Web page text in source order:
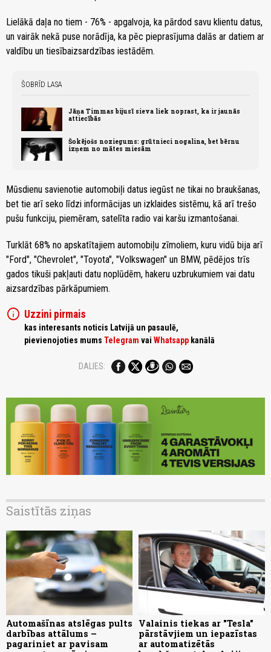
Lielākā daļa no tiem - 76% - apgalvoja, ka pārdod savu klientu datus,
un vairāk nekā puse norādīja, ka pēc pieprasījuma dalās ar datiem ar
valdību un tiesībaizsardzības iestādēm.
ŠOBRĪD LASA
Jāņa Timmas bijusī sieva liek noprast, ka ir jaunās
attiecībās
Šokējošs noziegums: grūtnieci nogalina, bet bērnu
izņem no mātes miesām
Mūsdienu savienotie automobiļi datus iegūst ne tikai no braukšanas,
bet tie arī seko līdzi informācijas un izklaides sistēmu, kā arī trešo
pušu funkciju, piemēram, satelīta radio vai karšu izmantošanai.
Turklāt 68% no apskatītajiem automobiļu zīmoliem, kuru vidū bija arī
"Ford", "Chevrolet", "Toyota", "Volkswagen" un BMW, pēdējos trīs
gados tikuši pakļauti datu noplūdēm, hakeru uzbrukumiem vai datu
aizsardzības pārkāpumiem.
info Uzzini pirmais
kas interesants noticis Latvijā un pasaulē,
pievienojoties mums Telegram vai Whatsapp kanālā
DALIES:
Saistītās ziņas
Automašīnas atslēgas pults
darbības attālums –
pagariniet ar pavisam
Valainis tiekas ar "Tesla"
pārstāvjiem un iepazīstas
ar automatizētās